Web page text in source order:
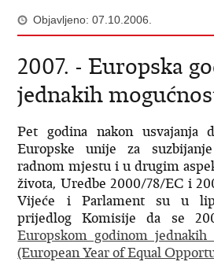
Objavljeno: 07.10.2006.
2007. - Europska
jednakih
Pet godina nakon usvajanja
Europske unije za
radnom mjestu i u drugim
života, Uredbe 2000/78/EC i
Vijeće i Parlament su u
prijedlog Komisije da se
Europskom godinom jednakih
(European Year of Equal